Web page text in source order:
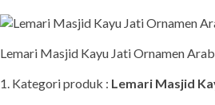
Lemari Masjid Kayu Jati Ornamen
1. Kategori produk : Lemari Masjid